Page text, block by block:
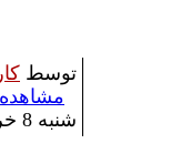
توسط
شنبه 8 خرداد 1400, 7:09 am